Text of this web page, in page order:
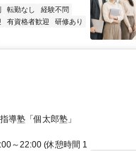
転勤なし
経験不問
有資格者歓迎
研修あり
導塾「個太郎塾」
～22:00 (休憩時間 1